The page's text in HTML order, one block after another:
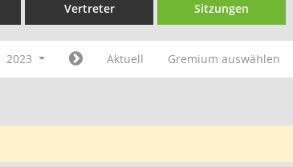
Vertreter Sitzungen
2023 Aktuell Gremium auswählen